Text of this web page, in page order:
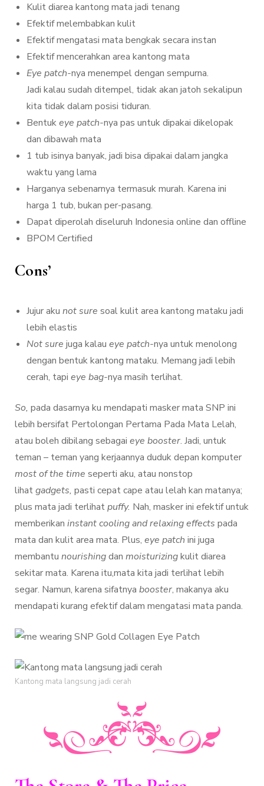
Kulit diarea kantong mata jadi tenang
Efektif melembabkan kulit
Efektif mengatasi mata bengkak secara instan
Efektif mencerahkan area kantong mata
Eye patch-nya menempel dengan sempurna.
Jadi kalau sudah ditempel, tidak akan jatoh sekalipun
kita tidak dalam posisi tiduran.
Bentukeye patch-nya pas untuk dipakai dikelopak
dan dibawah mata
1 tub isinya banyak, jadi bisa dipakai dalam jangka
waktu yang lama
Harganya sebenarnya termasuk murah. Karena ini
harga 1 tub, bukan per-pasang.
Dapat diperolah diseluruh Indonesia online dan offline
BPOM Certified
Cons’
Jujur aku not sure soal kulit area kantong mataku jadi
lebih elastis
Not sure juga kalau eye patch-nya untuk menolong
dengan bentuk kantong mataku. Memang jadi lebih
cerah, tapi eye bag-nya masih terlihat.
So, pada dasarnya ku mendapati masker mata SNP ini
lebih bersifat Pertolongan Pertama Pada Mata Lelah,
atau boleh dibilang sebagai eye booster. Jadi, untuk
teman – teman yang kerjaannya duduk depan komputer
most of the time seperti aku, atau nonstop
lihatgadgets, pasti cepat cape atau lelah kan matanya;
plus mata jadi terlihatpuffy. Nah, masker ini efektif untuk
memberikan instant cooling and relaxing effects pada
mata dan kulit area mata. Plus, eye patch ini juga
membantu nourishingdan moisturizingkulit diarea
sekitar mata. Karena itu,mata kita jadi terlihat lebih
segar. Namun, karena sifatnya booster, makanya aku
mendapati kurang efektif dalam mengatasi mata panda.
Kantong mata langsung jadi cerah